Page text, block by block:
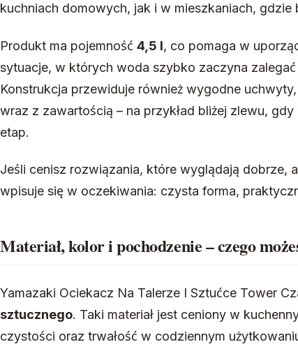
kuchniach domowych, jak i w mieszkaniach, gdzie
Produkt ma pojemność 4,5 l, co pomaga w
sytuacje, w których woda szybko zaczyna
Konstrukcja przewiduje również wygodne
wraz z zawartością – na przykład bliżej zlewu,
etap.
Jeśli cenisz rozwiązania, które wyglądają dobrze,
wpisuje się w oczekiwania: czysta forma,
Materiał, kolor i pochodzenie – czego
Yamazaki Ociekacz Na Talerze I Sztućce Tower
sztucznego. Taki materiał jest ceniony w
czystości oraz trwałość w codziennym